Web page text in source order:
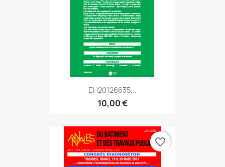
EH20126635...
10,00 €
favorite_border